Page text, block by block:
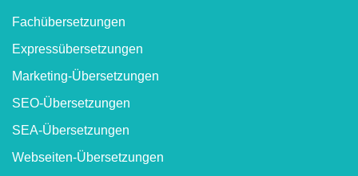
Fachübersetzungen
Express­übersetzungen
Marketing-Übersetzungen
SEO-Übersetzungen
SEA-Übersetzungen
Webseiten-Übersetzungen